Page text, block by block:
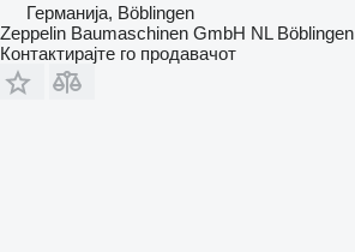
Германија, Böblingen
Zeppelin Baumaschinen GmbH NL Böblingen
Контактирајте го продавачот